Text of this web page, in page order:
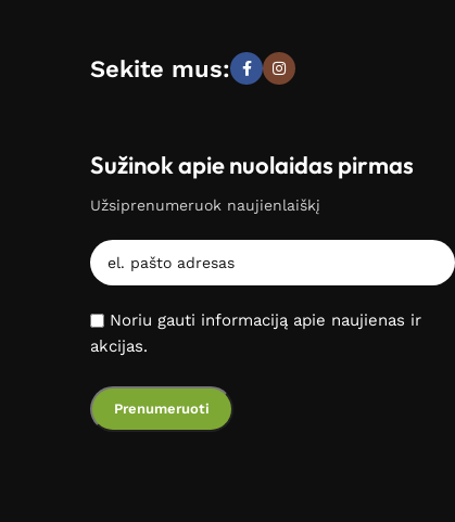
Sekite mus:
Sužinok apie nuolaidas pirmas
Užsiprenumeruok naujienlaiškį
Noriu gauti informaciją apie naujienas ir
akcijas.